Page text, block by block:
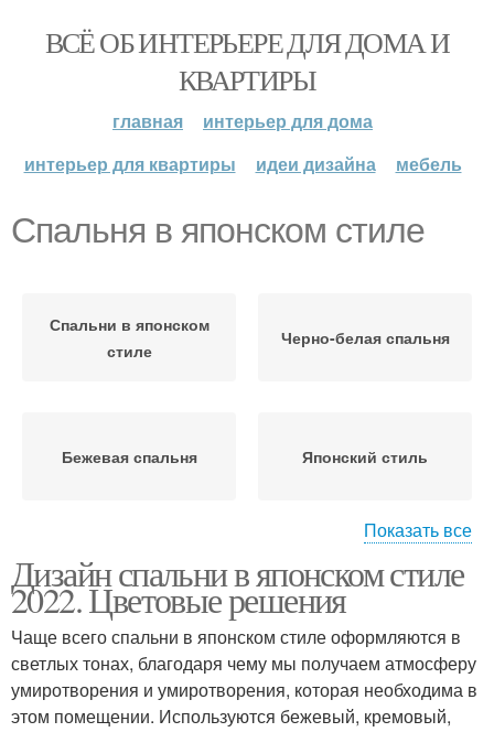
ВСЁ ОБ ИНТЕРЬЕРЕ ДЛЯ ДОМА И
КВАРТИРЫ
главная
интерьер для дома
интерьер для квартиры
идеи дизайна мебель
Спальня в японском стиле
Спальни в японском
стиле
Черно-белая спальня
Бежевая спальня Японский стиль
Стиль в интерьере
стиле
Современная спальня Кухня в японском стиле
Показать все
Дизайн спальни в японском стиле
2022. Цветовые решения
Чаще всего спальни в японском стиле оформляются в
светлых тонах, благодаря чему мы получаем атмосферу
умиротворения и умиротворения, которая необходима в
этом помещении. Используются бежевый, кремовый,